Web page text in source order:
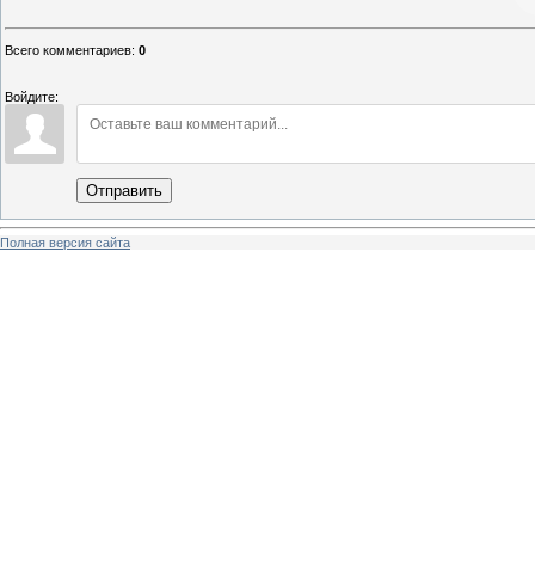
Всего комментариев: 0
Войдите:
Отправить
Полная версия сайта